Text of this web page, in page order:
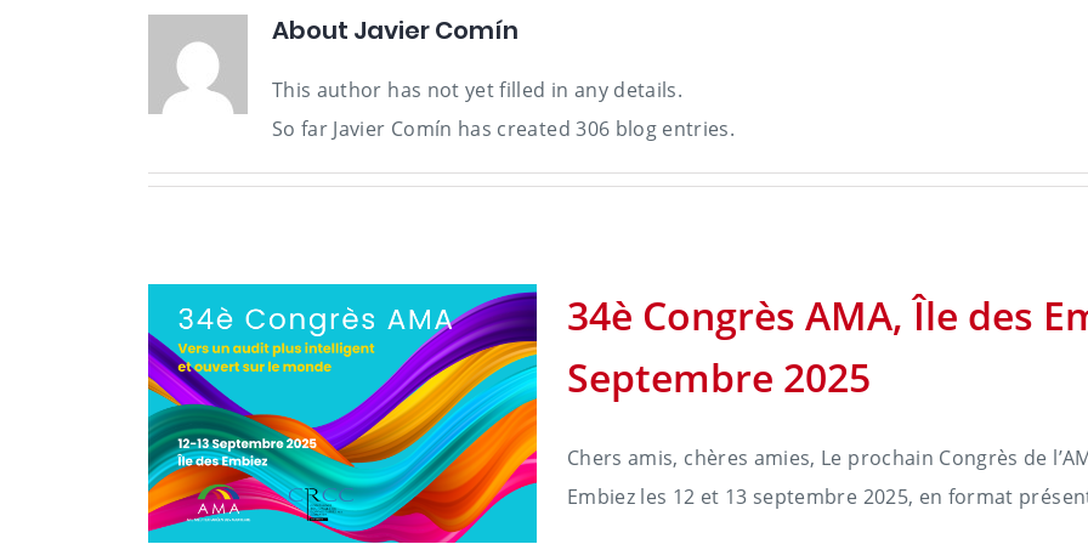
About Javier Comín
This author has not yet filled in any details.
So far Javier Comín has created 306 blog entries.
34è Congrès AMA, Île des
Septembre 2025
Chers amis, chères amies, Le prochain Congrès de
Embiez les 12 et 13 septembre 2025, en format